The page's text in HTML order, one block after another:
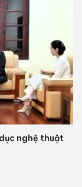
nghệ thuật